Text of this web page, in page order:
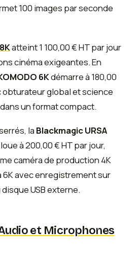
100 images par seconde
atteint 1 100,00 € HT par jour
cinéma exigeantes. En
6Kdémarre à 180,00
obturateur global et science
un format compact.
la Blackmagic URSA
à 200,00 € HT par jour,
caméra de production 4K
6K avec enregistrement sur
disque USB externe.
et Microphones